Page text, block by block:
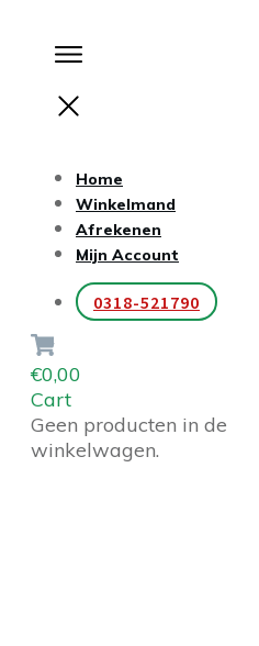
Home
Winkelmand
Afrekenen
Mijn Account
0318-521790
€0,00
Cart
Geen producten in de
winkelwagen.